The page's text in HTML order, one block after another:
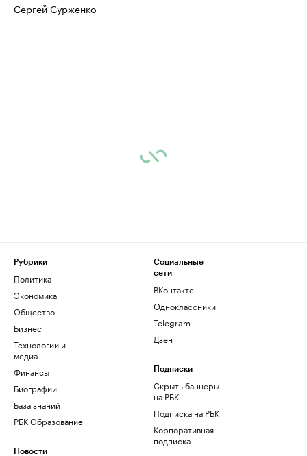
Сергей Сурженко
Рубрики
Политика
Экономика
Общество
Бизнес
Технологии и
медиа
Финансы
Биографии
База знаний
РБК Образование
Новости
Социальные
сети
ВКонтакте
Одноклассники
Telegram
Дзен
Подписки
Скрыть баннеры
на РБК
Подписка на РБК
Корпоративная
подписка